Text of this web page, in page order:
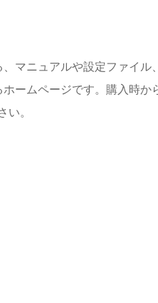
マニュアルや設定ファイ
ームページです。購入時
い。